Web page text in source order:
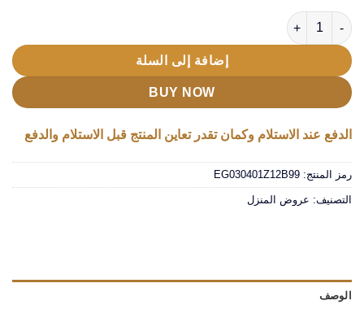
كمية عرض كفر ظهر السرير 120 سم بيج مع لحاف ايكيا الشهير
إضافة إلى السلة
BUY NOW
الدفع عند الاستلام وكمان تقدر تعاين المنتج قبل الاستلام والدفع
رمز المنتج: EG030401Z12B99
التصنيف: عروض المنزل
الوصف